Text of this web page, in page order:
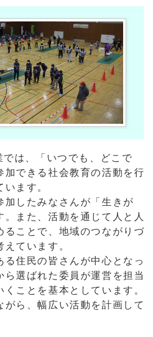
は、「いつでも、どこで
加できる社会教育の活動を行
ます。
加したみなさんが「生きが
また、活動を通じて人と人
ることで、地域のつながりづ
ています。
住民の皆さんが中心となっ
ら選ばれた委員が運営を担当
ことを基本としています。
ら、幅広い活動を計画して